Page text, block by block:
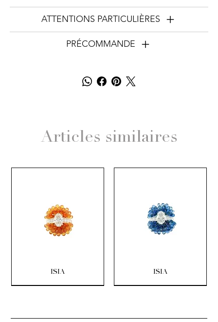
ATTENTIONS PARTICULIÈRES
PRÉCOMMANDE
Articles similaires
ISIA ISIA